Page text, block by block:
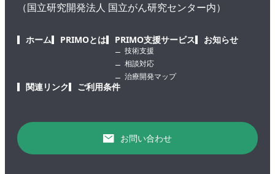
（国立研究開発法人 国立がん研究センター内）
ホーム PRIMOとは PRIMO支援サービス
技術支援
相談対応
治療開発マップ
お知らせ
関連リンク ご利用条件
お問い合わせ